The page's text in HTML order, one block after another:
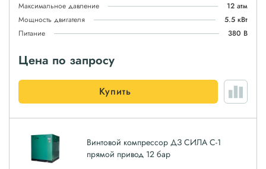
Максимальное давление
12 атм
Мощность двигателя
5.5 кВт
Питание
380 В
Цена по запросу
Купить
Винтовой компрессор ДЗ СИЛА С-1
прямой привод 12 бар